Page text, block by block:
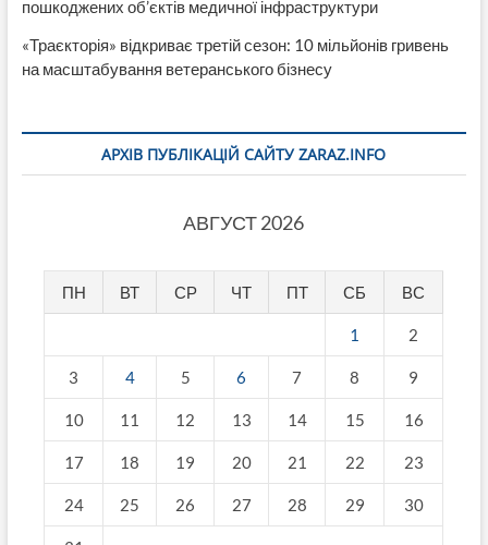
пошкоджених об’єктів медичної інфраструктури
«Траєкторія» відкриває третій сезон: 10 мільйонів гривень
на масштабування ветеранського бізнесу
АРХІВ ПУБЛІКАЦІЙ САЙТУ ZARAZ.INFO
АВГУСТ 2026
ПН ВТ СР ЧТ ПТ СБ ВС
1 2
3 4 5 6 7 8 9
10 11 12 13 14 15 16
17 18 19 20 21 22 23
24 25 26 27 28 29 30